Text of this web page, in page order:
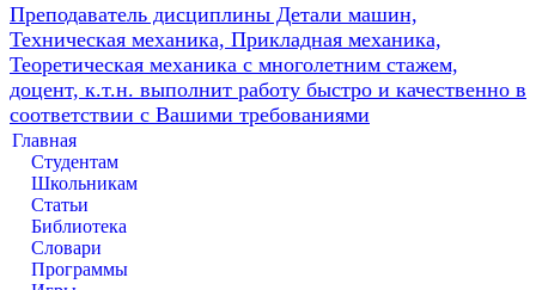
Преподаватель дисциплины Детали машин,
Техническая механика, Прикладная механика,
Теоретическая механика с многолетним стажем,
доцент, к.т.н. выполнит работу быстро и качественно в
соответствии с Вашими требованиями
Главная
Студентам
Школьникам
Статьи
Библиотека
Словари
Программы